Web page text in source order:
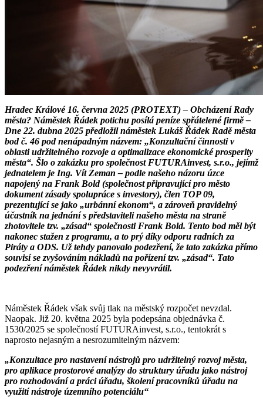
Hradec Králové 16. června 2025 (PROTEXT) – Obcházení Rady
města? Náměstek Řádek potichu posílá peníze spřátelené firmě –
Dne 22. dubna 2025 předložil náměstek Lukáš Řádek Radě města
bod č. 46 pod nenápadným názvem: „Konzultační činnosti v
oblasti udržitelného rozvoje a optimalizace ekonomické prosperity
města“. Šlo o zakázku pro společnost FUTURAinvest, s.r.o., jejímž
jednatelem je Ing. Vít Zeman – podle našeho názoru úzce
napojený na Frank Bold (společnost připravující pro město
dokument zásady spolupráce s investory), člen TOP 09,
prezentující se jako „urbánní ekonom“, a zároveň pravidelný
účastník na jednání s představiteli našeho města na straně
zhotovitele tzv. „zásad“ společnosti Frank Bold. Tento bod měl být
nakonec stažen z programu, a to prý díky odporu radních za
Piráty a ODS. Už tehdy panovalo podezření, že tato zakázka přímo
souvisí se zvyšováním nákladů na pořízení tzv. „zásad“. Tato
podezření náměstek Řádek nikdy nevyvrátil.
Náměstek Řádek však svůj tlak na městský rozpočet nevzdal.
Naopak. Již 20. května 2025 byla podepsána objednávka č.
1530/2025 se společností FUTURAinvest, s.r.o., tentokrát s
naprosto nejasným a nesrozumitelným názvem:
„Konzultace pro nastavení nástrojů pro udržitelný rozvoj města,
pro aplikace prostorové analýzy do struktury úřadu jako nástroj
pro rozhodování a práci úřadu, školení pracovníků úřadu na
využití nástroje územního potenciálu“